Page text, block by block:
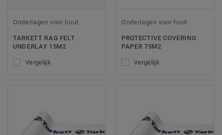
Onderlagen voor hout
TARKETT RAG FELT
UNDERLAY 15M2
Vergelijk
Onderlagen voor hout
PROTECTIVE COVERING
PAPER 75M2
Vergelijk